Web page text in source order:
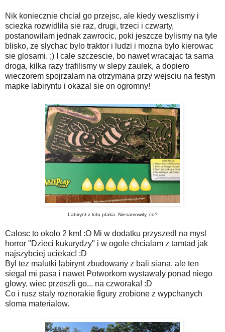
Nik koniecznie chcial go przejsc, ale kiedy weszlismy i
sciezka rozwidlila sie raz, drugi, trzeci i czwarty,
postanowilam jednak zawrocic, poki jeszcze bylismy na tyle
blisko, ze slychac bylo traktor i ludzi i mozna bylo kierowac
sie glosami. ;) I cale szczescie, bo nawet wracajac ta sama
droga, kilka razy trafilismy w slepy zaulek, a dopiero
wieczorem spojrzalam na otrzymana przy wejsciu na festyn
mapke labiryntu i okazal sie on ogromny!
Labirynt z lotu ptaka. Niesamowity, co?
Calosc to okolo 2 km! :O Mi w dodatku przyszedl na mysl
horror "Dzieci kukurydzy" i w ogole chcialam z tamtad jak
najszybciej uciekac! :D
Byl tez malutki labirynt zbudowany z bali siana, ale ten
siegal mi pasa i nawet Potworkom wystawaly ponad niego
glowy, wiec przeszli go... na czworaka! :D
Co i rusz staly roznorakie figury zrobione z wypchanych
sloma materialow.